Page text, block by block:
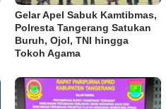
Gelar Apel Sabuk Kamtibmas,
Polresta Tangerang Satukan
Buruh, Ojol, TNI hingga
Tokoh Agama